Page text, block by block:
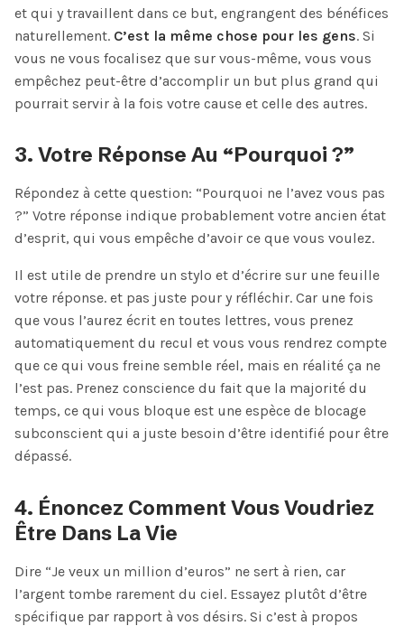
et qui y travaillent dans ce but, engrangent des bénéfices
naturellement. C’est la même chose pour les gens. Si
vous ne vous focalisez que sur vous-même, vous vous
empêchez peut-être d’accomplir un but plus grand qui
pourrait servir à la fois votre cause et celle des autres.
3. Votre Réponse Au “Pourquoi ?”
Répondez à cette question: “Pourquoi ne l’avez vous pas
?” Votre réponse indique probablement votre ancien état
d’esprit, qui vous empêche d’avoir ce que vous voulez.
Il est utile de prendre un stylo et d’écrire sur une feuille
votre réponse. et pas juste pour y réfléchir. Car une fois
que vous l’aurez écrit en toutes lettres, vous prenez
automatiquement du recul et vous vous rendrez compte
que ce qui vous freine semble réel, mais en réalité ça ne
l’est pas. Prenez conscience du fait que la majorité du
temps, ce qui vous bloque est une espèce de blocage
subconscient qui a juste besoin d’être identifié pour être
dépassé.
4. Énoncez Comment Vous Voudriez
Être Dans La Vie
Dire “Je veux un million d’euros” ne sert à rien, car
l’argent tombe rarement du ciel. Essayez plutôt d’être
spécifique par rapport à vos désirs. Si c’est à propos